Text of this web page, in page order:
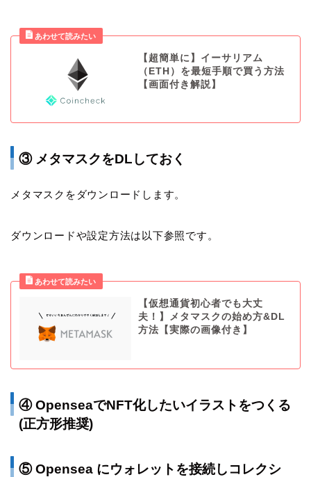
【超簡単に】イーサリアム
（ETH）を最短手順で買う方法
【画面付き解説】
③ メタマスクをDLしておく
メタマスクをダウンロードします。
ダウンロードや設定方法は以下参照です。
【仮想通貨初心者でも大丈
夫！】メタマスクの始め方&DL
方法【実際の画像付き】
④ OpenseaでNFT化したいイラストをつくる
(正方形推奨)
⑤ Opensea にウォレットを接続しコレクシ